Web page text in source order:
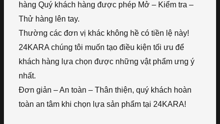
hàng Quý khách hàng được phép Mở – Kiểm tra –
Thử hàng lên tay.
Thường các đơn vị khác không hề có tiền lệ này!
24KARA chúng tôi muốn tạo điều kiện tối ưu để
khách hàng lựa chọn được những vật phẩm ưng ý
nhất.
Đơn giản – An toàn – Thân thiện, quý khách hoàn
toàn an tâm khi chọn lựa sản phẩm tại 24KARA!